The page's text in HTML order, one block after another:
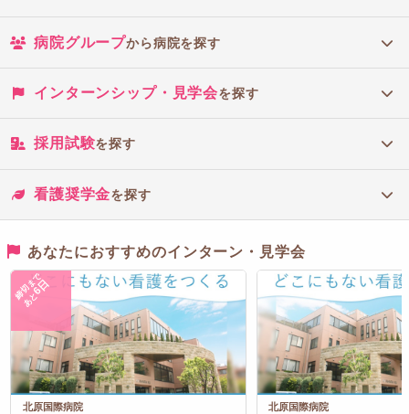
病院グループから病院を探す
インターンシップ・見学会を探す
採用試験を探す
看護奨学金を探す
あなたにおすすめのインターン・見学会
締切まで
あと
6日
北原国際病院 北原国際病院